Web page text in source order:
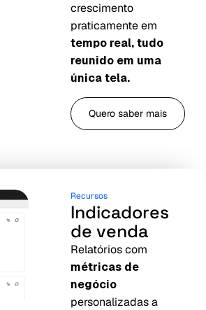
crescimento
praticamente em
tempo real, tudo
reunido em uma
única tela.
Quero saber mais
Recursos
Indicadores
de venda
Relatórios com
métricas de
negócio
personalizadas a